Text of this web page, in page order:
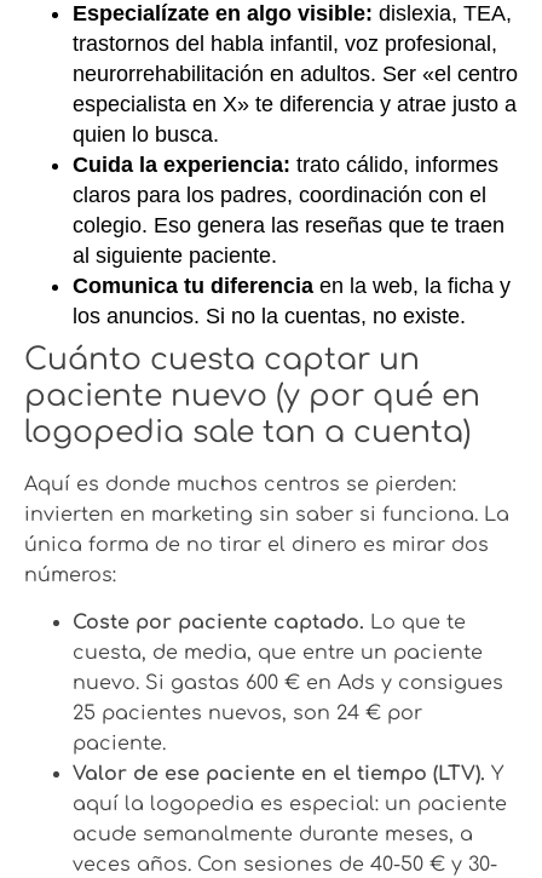
Especialízate en algo visible: dislexia, TEA,
trastornos del habla infantil, voz profesional,
neurorrehabilitación en adultos. Ser «el centro
especialista en X» te diferencia y atrae justo a
quien lo busca.
Cuida la experiencia: trato cálido, informes
claros para los padres, coordinación con el
colegio. Eso genera las reseñas que te traen
al siguiente paciente.
Comunica tu diferencia en la web, la ficha y
los anuncios. Si no la cuentas, no existe.
Cuánto cuesta captar un
paciente nuevo (y por qué en
logopedia sale tan a cuenta)
Aquí es donde muchos centros se pierden:
invierten en marketing sin saber si funciona. La
única forma de no tirar el dinero es mirar dos
números:
Coste por paciente captado. Lo que te
cuesta, de media, que entre un paciente
nuevo. Si gastas 600 € en Ads y consigues
25 pacientes nuevos, son 24 € por
paciente.
Valor de ese paciente en el tiempo (LTV). Y
aquí la logopedia es especial: un paciente
acude semanalmente durante meses, a
veces años. Con sesiones de 40-50 € y 30-